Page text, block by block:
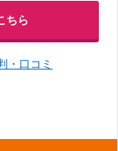
ちら
・口コミ